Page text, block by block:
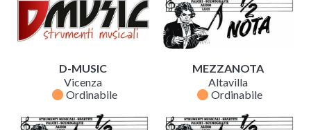
D-MUSIC
Vicenza
fiber_manual_record Ordinabile
MEZZANOTA
Altavilla
fiber_manual_record Ordinabile